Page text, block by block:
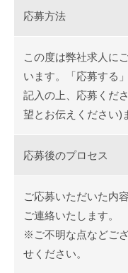
応募方法
この度は弊社求人に
います。「応募する
記入の上、応募くだ
望とお伝えください)
応募後のプロセス
ご応募いただいた内
ご連絡いたします。
※ご不明な点などご
せください。